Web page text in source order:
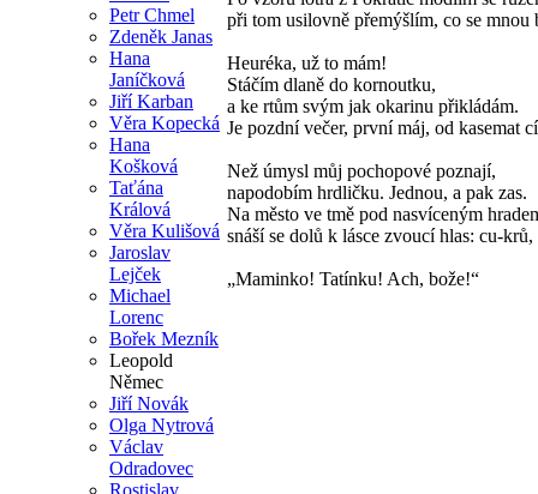
Petr Chmel
Zdeněk Janas
Hana
Janíčková
Jiří Karban
Věra Kopecká
Hana
Košková
Taťána
Králová
Věra Kulišová
Jaroslav
Lejček
Michael
Lorenc
Bořek Mezník
Leopold
Němec
Jiří Novák
Olga Nytrová
Václav
Odradovec
Rostislav
při tom usilovně přemýšlím, co se mnou
Heuréka, už to mám!
Stáčím dlaně do kornoutku,
a ke rtům svým jak okarinu přikládám.
Je pozdní večer, první máj, od kasemat
Než úmysl můj pochopové poznají,
napodobím hrdličku. Jednou, a pak zas.
Na město ve tmě pod nasvíceným
snáší se dolů k lásce zvoucí hlas: cu-
„Maminko! Tatínku! Ach, bože!“